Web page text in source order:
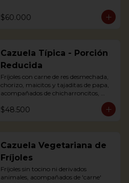
Bean soup with shredded meat,
$60.000
Cazuela Típica - Porción
Reducida
Fríjoles con carne de res desmechada,
chorizo, maicitos y tajaditas de papa,
acompañados de chicharroncitos,
trocitos de plátano maduro, arepita,
arroz y aguacate. (Foto de porción
sausage, corn and potato chips, served
with pork cracklings, sweet plantains,
rice, arepa and avocado.
$48.500
Cazuela Vegetariana de
Fríjoles
Fríjoles sin tocino ni derivados
animales, acompañados de 'carne'